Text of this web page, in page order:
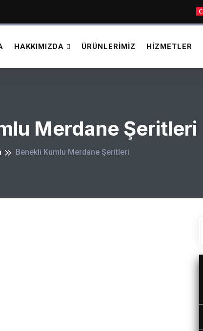
HAKKIMIZDA ÜRÜNLERIMIZ HIZMETLER
Merdane Şeritleri
Benekli Kumlu Merdane Şeritleri